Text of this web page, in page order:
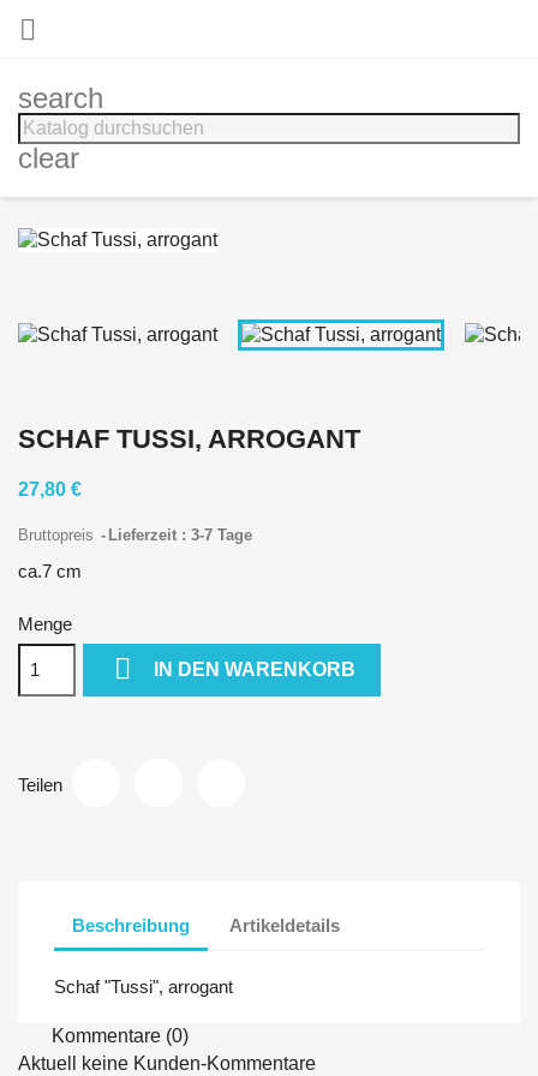

search
clear
SCHAF TUSSI, ARROGANT
27,80 €
Bruttopreis Lieferzeit : 3-7 Tage
ca.7 cm
Menge
 IN DEN WARENKORB
Teilen
Beschreibung Artikeldetails
Schaf "Tussi", arrogant
Kommentare (0)
Aktuell keine Kunden-Kommentare